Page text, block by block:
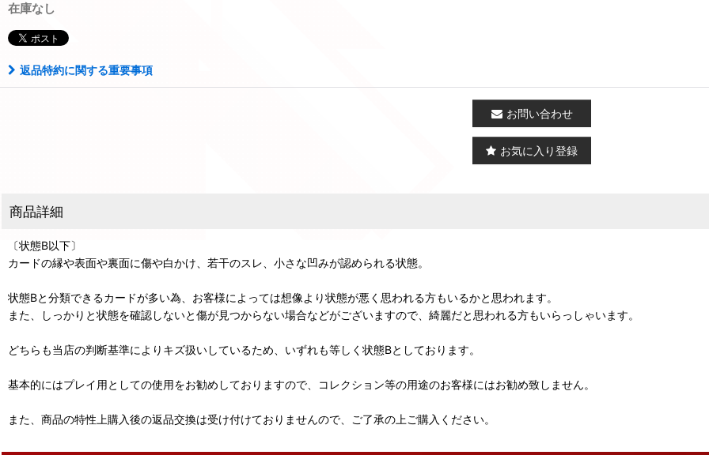
在庫なし
返品特約に関する重要事項
お問い合わせ
お気に入り登録
商品詳細
〔状態B以下〕
カードの縁や表面や裏面に傷や白かけ、若干のスレ、小さな凹みが認められる状態。
状態Bと分類できるカードが多い為、お客様によっては想像より状態が悪く思われる方もいるかと思われます。
また、しっかりと状態を確認しないと傷が見つからない場合などがございますので、綺麗だと思われる方もいらっしゃいます。
どちらも当店の判断基準によりキズ扱いしているため、いずれも等しく状態Bとしております。
基本的にはプレイ用としての使用をお勧めしておりますので、コレクション等の用途のお客様にはお勧め致しません。
また、商品の特性上購入後の返品交換は受け付けておりませんので、ご了承の上ご購入ください。